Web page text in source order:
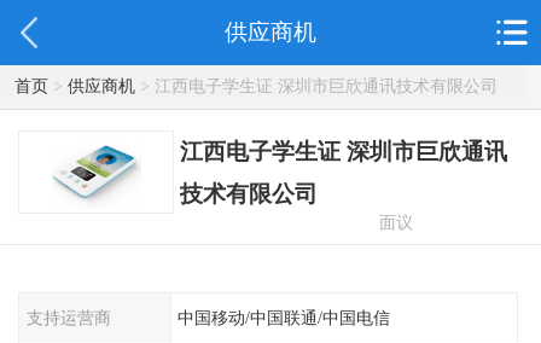
供应商机
首页> 供应商机> 江西电子学生证 深圳市巨欣通讯技术有限公司
江西电子学生证 深圳市巨欣通讯
技术有限公司
面议
支持运营商 中国移动/中国联通/中国电信